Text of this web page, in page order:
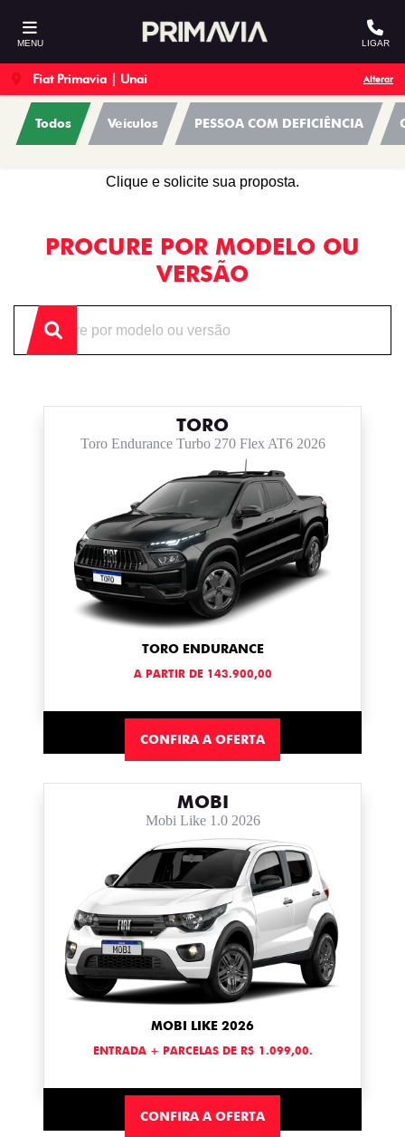
MENU LIGAR
Fiat Primavia | Unai Alterar
Todos Veículos PESSOA COM DEFICIÊNCIA
OFERTAS
Clique e solicite sua proposta.
PROCURE POR MODELO OU
VERSÃO
TORO
Toro Endurance Turbo 270 Flex AT6 2026
TORO ENDURANCE
A PARTIR DE 143.900,00
CONFIRA A OFERTA
MOBI
Mobi Like 1.0 2026
MOBI LIKE 2026
ENTRADA + PARCELAS DE R$ 1.099,00.
CONFIRA A OFERTA